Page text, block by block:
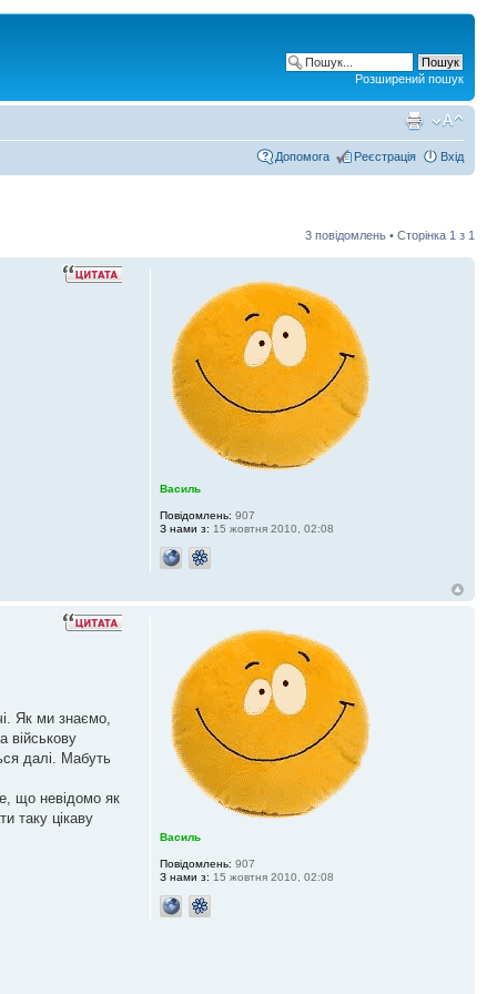
Розширений пошук
Допомога Реєстрація Вхід
3 повідомлень • Сторінка 1 з 1
Василь
Повідомлень: 907
З нами з: 15 жовтня 2010, 02:08
Як ми знаємо,
військову
далі. Мабуть
що невідомо як
таку цікаву
Василь
Повідомлень: 907
З нами з: 15 жовтня 2010, 02:08